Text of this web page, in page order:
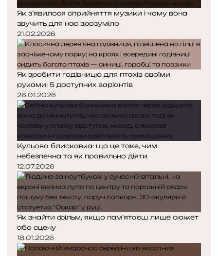
Як з’явилося сприйняття музики і чому вона
звучить для нас зрозуміло
21.02.2026
Як зробити годівницю для птахів своїми
руками: 5 доступних варіантів
26.01.2026
Кульова блискавка: що це таке, чим
небезпечна та як правильно діяти
12.07.2026
Як знайти фільм, якщо пам’ятаєш лише сюжет
або сцену
18.01.2026